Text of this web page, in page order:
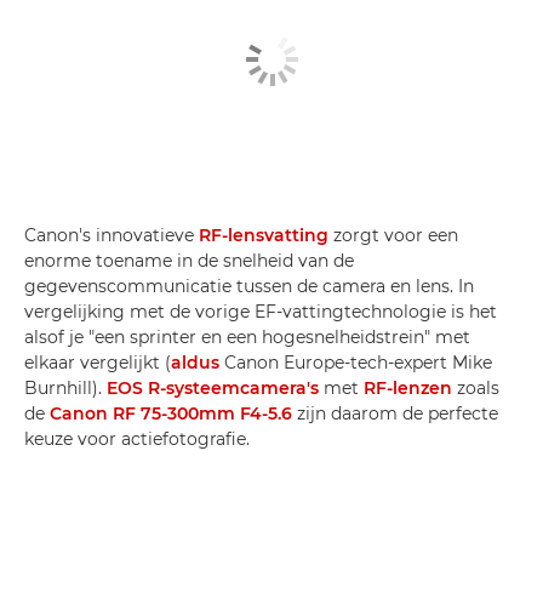
Canon's innovatieve RF-lensvatting zorgt voor een
enorme toename in de snelheid van de
gegevenscommunicatie tussen de camera en lens. In
vergelijking met de vorige EF-vattingtechnologie is het
alsof je "een sprinter en een hogesnelheidstrein" met
elkaar vergelijkt (aldus Canon Europe-tech-expert Mike
Burnhill). EOS R-systeemcamera's met RF-lenzen zoals
de Canon RF 75-300mm F4-5.6 zijn daarom de perfecte
keuze voor actiefotografie.